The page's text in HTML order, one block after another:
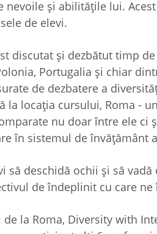
nevoile și abilitățile lui.
de elevi.
discutat și dezbătut timp
Portugalia și chiar
de dezbatere a
la locația cursului, Roma -
nu doar între ele ci
în sistemul de învățământ
să deschidă ochii și să
de îndeplinit cu care
la Roma, Diversity with